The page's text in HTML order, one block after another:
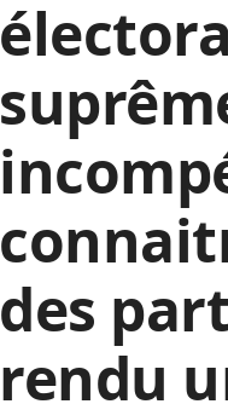
des
rendu